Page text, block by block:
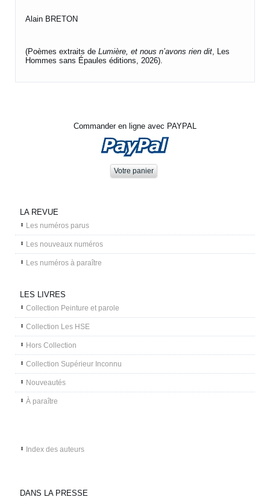
Alain BRETON
(Poèmes extraits deLumière, et nous n’avons rien dit, Les
Hommes sans Épaules éditions, 2026).
Commander en ligne avec PAYPAL
LA REVUE
Les numéros parus
Les nouveaux numéros
Les numéros à paraître
LES LIVRES
Collection Peinture et parole
Collection Les HSE
Hors Collection
Collection Supérieur Inconnu
Nouveautés
À paraître
Index des auteurs
DANS LA PRESSE